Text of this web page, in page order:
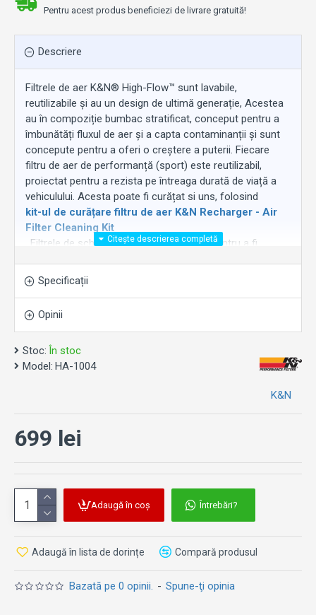
Pentru acest produs beneficiezi de livrare gratuită!
Descriere
Filtrele de aer K&N® High-Flow™ sunt lavabile,
reutilizabile și au un design de ultimă generație, Acestea
au în compoziție bumbac stratificat, conceput pentru a
îmbunătăți fluxul de aer și a capta contaminanții și sunt
concepute pentru a oferi o creștere a puterii. Fiecare
filtru de aer de performanță (sport) este reutilizabil,
proiectat pentru a rezista pe întreaga durată de viață a
vehiculului. Acesta poate fi curățat si uns, folosind
kit-ul de curățare filtru de aer K&N Recharger - Air
Filter Cleaning Kit
. Filtrele de schimb K&N sunt proiectate pentru a fi
astăzi. Poți începe să te bucuri de un flux de aer superior
și de o performanță superioară, specifică K&N!
Atribute cheie:
Conceput pentru a crește puterea
Lavabil, reutilizabil și proiectat pentru a rezista pe
Proiectat pentru a se potrivi cu ușurință
Cutia conține două filtre
Honda CBR 1000RR (2004-2007)
poți verifica
aici.
Specificații
Opinii
Stoc: În stoc
Model: HA-1004
K&N
Bazată pe 0 opinii. - Spune-ţi opinia
699 lei
Adaugă în coș Întrebări?
Adaugă în lista de dorințe Compară produsul